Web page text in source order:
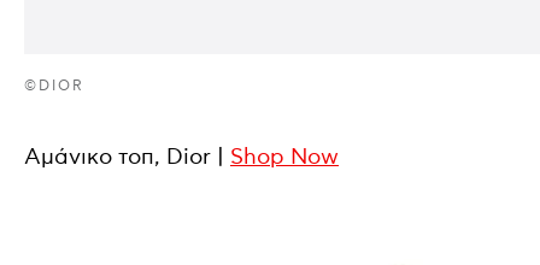
©DIOR
Αμάνικο τοπ, Dior | Shop Now